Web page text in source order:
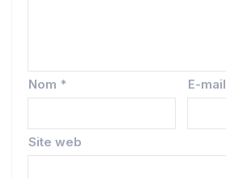
Nom * E-mail
Site web